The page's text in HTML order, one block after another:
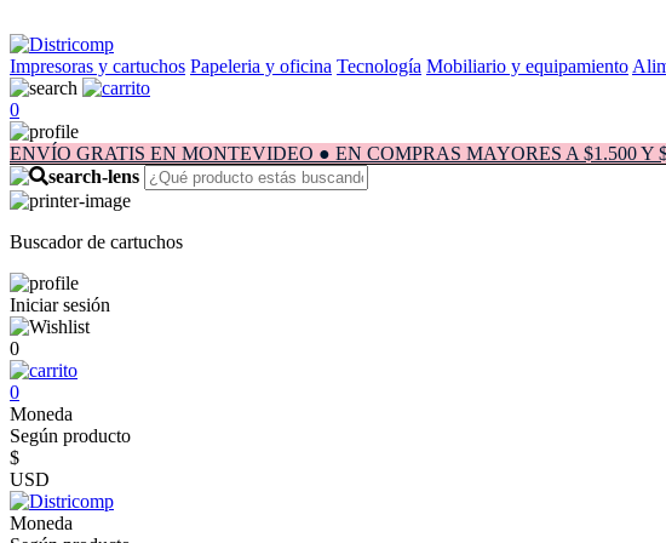
Impresoras y cartuchos Papeleria y oficina Tecnología Mobiliario y equipamiento
0
ENVÍO GRATIS EN MONTEVIDEO ● EN COMPRAS MAYORES A $1.500 Y
Buscador de cartuchos
Iniciar sesión
0
0
Moneda
Según producto
$
USD
Moneda